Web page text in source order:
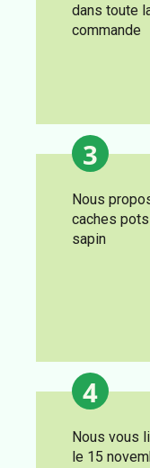
dans toute
commande
3
Nous
caches
sapin
4
Nous vous
le 15